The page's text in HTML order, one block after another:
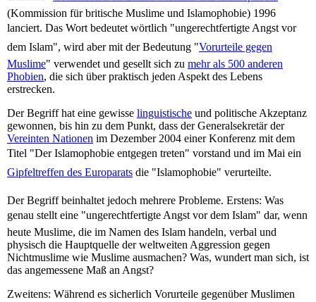
(Kommission für britische Muslime und Islamophobie) 1996
lanciert. Das Wort bedeutet wörtlich "ungerechtfertigte Angst vor
dem Islam", wird aber mit der Bedeutung "Vorurteile gegen
Muslime" verwendet und gesellt sich zu mehr als 500 anderen
Phobien, die sich über praktisch jeden Aspekt des Lebens
erstrecken.
Der Begriff hat eine gewisse linguistische und politische Akzeptanz
gewonnen, bis hin zu dem Punkt, dass der Generalsekretär der
Vereinten Nationen im Dezember 2004 einer Konferenz mit dem
Titel "Der Islamophobie entgegen treten" vorstand und im Mai ein
Gipfeltreffen des Europarats die "Islamophobie" verurteilte.
Der Begriff beinhaltet jedoch mehrere Probleme. Erstens: Was
genau stellt eine "ungerechtfertigte Angst vor dem Islam" dar, wenn
heute Muslime, die im Namen des Islam handeln, verbal und
physisch die Hauptquelle der weltweiten Aggression gegen
Nichtmuslime wie Muslime ausmachen? Was, wundert man sich, ist
das angemessene Maß an Angst?
Zweitens: Während es sicherlich Vorurteile gegenüber Muslimen